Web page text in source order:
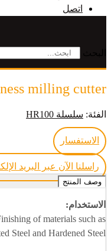
اتصل
milling cutter
الفئة: سلسلة HR100
الاستفسار
راسلنا الآن عبر البريد
وصف المنتج
الاستخدام:
of materials such as
Steel and Hardened Steel